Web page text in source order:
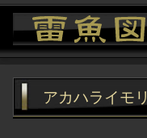
アカハライモリ